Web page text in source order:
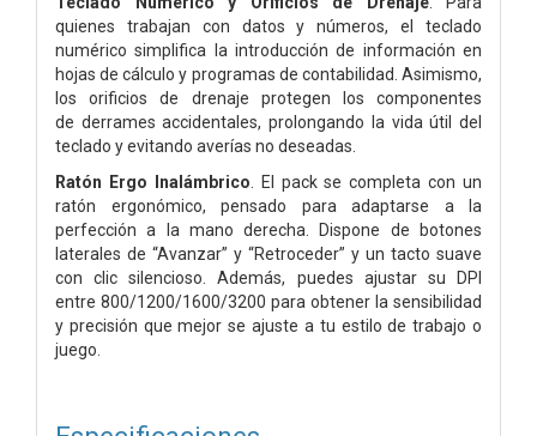
quienes trabajan con datos y números, el teclado
numérico simplifica la introducción de información en
hojas de cálculo y programas de contabilidad. Asimismo,
los orificios de drenaje protegen los componentes
de derrames accidentales, prolongando la vida útil del
teclado y evitando averías no deseadas.
Ratón Ergo Inalámbrico . El pack se completa con un
ratón ergonómico, pensado para adaptarse a la
perfección a la mano derecha. Dispone de botones
laterales de “Avanzar” y “Retroceder” y un tacto suave
con clic silencioso. Además, puedes ajustar su DPI
entre 800/1200/1600/3200 para obtener la sensibilidad
y precisión que mejor se ajuste a tu estilo de trabajo o
juego.